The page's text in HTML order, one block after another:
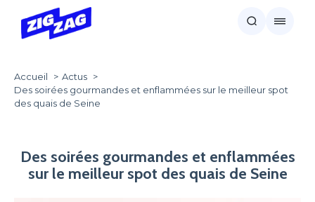
Accueil
Actus
Des soirées gourmandes et enflammées sur le meilleur spot
des quais de Seine
Des soirées gourmandes et enflammées
sur le meilleur spot des quais de Seine